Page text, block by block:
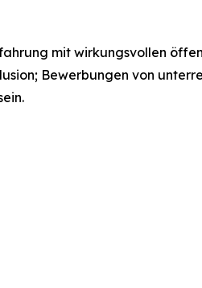
mit wirkungsvollen
Bewerbungen von